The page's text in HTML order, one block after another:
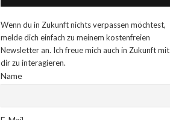
Wenn du in Zukunft nichts verpassen möchtest,
melde dich einfach zu meinem kostenfreien
Newsletter an. Ich freue mich auch in Zukunft mit
dir zu interagieren.
Name